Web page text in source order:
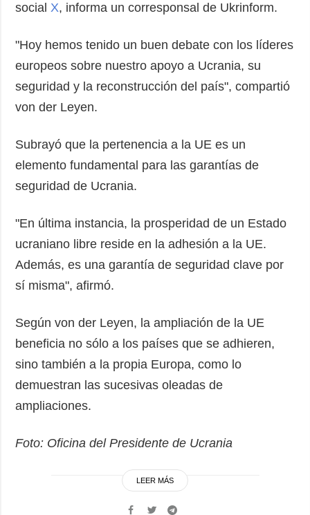
socialX, informa un corresponsal de Ukrinform.
"Hoy hemos tenido un buen debate con los líderes
europeos sobre nuestro apoyo a Ucrania, su
seguridad y la reconstrucción del país", compartió
von der Leyen.
Subrayó que la pertenencia a la UE es un
elemento fundamental para las garantías de
seguridad de Ucrania.
"En última instancia, la prosperidad de un Estado
ucraniano libre reside en la adhesión a la UE.
Además, es una garantía de seguridad clave por
sí misma", afirmó.
Según von der Leyen, la ampliación de la UE
beneficia no sólo a los países que se adhieren,
sino también a la propia Europa, como lo
demuestran las sucesivas oleadas de
ampliaciones.
Foto: Oficina del Presidente de Ucrania
LEER MÁS